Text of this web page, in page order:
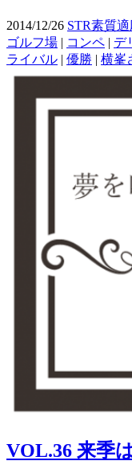
2014/12/26 STR素質
ゴルフ場 | コンペ | デ
ライバル | 優勝 | 横峯
VOL.36 来季